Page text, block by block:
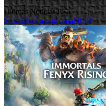
Ultimas Noticias PS5
Suscribirse a este canal RSS